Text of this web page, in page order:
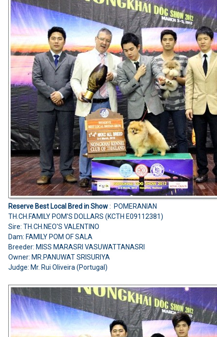
Reserve Best Local Bred in Show: POMERANIAN
TH.CH.FAMILY POM'S DOLLARS (KCTH E09112381)
Sire: TH.CH.NEO'S VALENTINO
Dam: FAMILY POM OF SALA
Breeder: MISS MARASRI VASUWATTANASRI
Owner: MR.PANUWAT SRISURIYA
Judge: Mr. Rui Oliveira (Portugal)